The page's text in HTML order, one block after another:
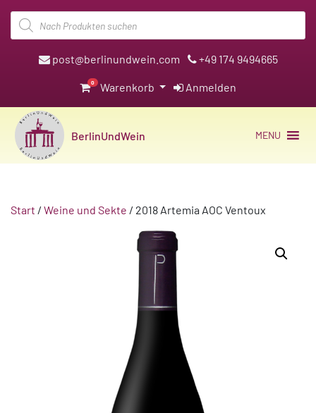
Products
search
post@berlinundwein.com +49 174 9494665
0 Warenkorb Anmelden
BerlinUndWein MENU
Start / Weine und Sekte / 2018 Artemia AOC Ventoux